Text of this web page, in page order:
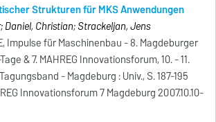
Strukturen für MKS Anwendungen
Daniel, Christian; Strackeljan, Jens
Impulse für Maschinenbau - 8. Magdeburger
& 7. MAHREG Innovationsforum, 10. - 11.
- Magdeburg : Univ., S. 187-195
Innovationsforum 7 Magdeburg 2007.10.10-